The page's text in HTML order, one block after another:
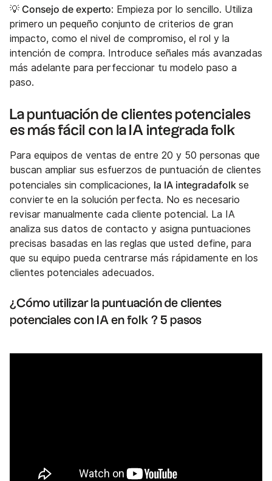
💡 Consejo de experto: Empieza por lo sencillo. Utiliza
primero un pequeño conjunto de criterios de gran
impacto, como el nivel de compromiso, el rol y la
intención de compra. Introduce señales más avanzadas
más adelante para perfeccionar tu modelo paso a
paso.
La puntuación de clientes potenciales
es más fácil con la IA integrada folk
Para equipos de ventas de entre 20 y 50 personas que
buscan ampliar sus esfuerzos de puntuación de clientes
potenciales sin complicaciones, la IA integradafolk se
convierte en la solución perfecta. No es necesario
revisar manualmente cada cliente potencial. La IA
analiza sus datos de contacto y asigna puntuaciones
precisas basadas en las reglas que usted define, para
que su equipo pueda centrarse más rápidamente en los
clientes potenciales adecuados.
¿Cómo utilizar la puntuación de clientes
potenciales con IA en folk ? 5 pasos